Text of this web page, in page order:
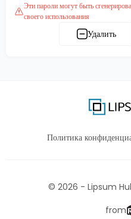
Эти пароли могут быть
своего использования
Удалить
Политика
© 2026 - Lipsum
from